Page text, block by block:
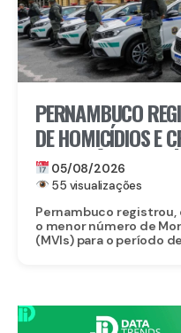
PERNAMBUCO
DE HOMICÍDIOS E
PATRIMÔNIO DA
SETE PRIMEIROS
05/08/2026
55 visualizações
Pernambuco registrou,
o menor número de
(MVIs) para o período